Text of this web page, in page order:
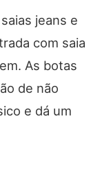
jeans e
com saia
As botas
de não
e dá um